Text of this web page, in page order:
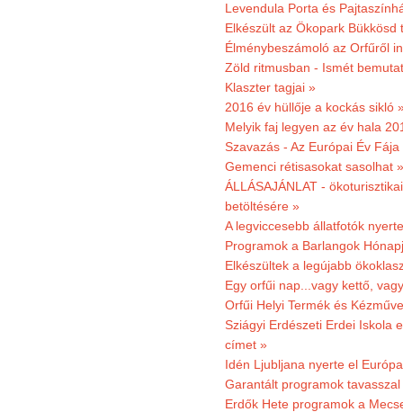
Levendula Porta és
Elkészült az Ökopark
Élménybeszámoló az Orfűről
Zöld ritmusban - Ismét
Klaszter tagjai »
2016 év hüllője a kockás sikló
Melyik faj legyen az év hala
Szavazás - Az Európai Év
Gemenci rétisasokat sasolhat »
ÁLLÁSAJÁNLAT -
betöltésére »
A legviccesebb állatfotók
Programok a Barlangok
Elkészültek a legújabb
Egy orfűi nap...vagy kettő,
Orfűi Helyi Termék és
Sziágyi Erdészeti Erdei Iskola
címet »
Idén Ljubljana nyerte el
Garantált programok tavasszal
Erdők Hete programok a